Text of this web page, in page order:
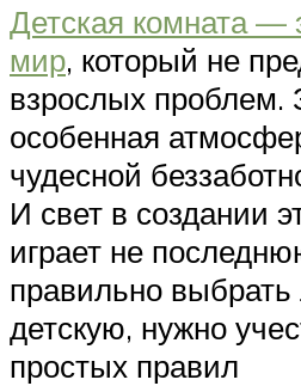
Детская комната —
мир, который не
взрослых проблем.
особенная
чудесной
И свет в создании
играет не
правильно
детскую, нужно
простых правил